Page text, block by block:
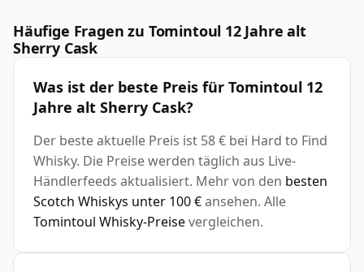
Häufige Fragen zu Tomintoul 12 Jahre alt
Sherry Cask
Was ist der beste Preis für Tomintoul 12
Jahre alt Sherry Cask?
Der beste aktuelle Preis ist 58 € bei Hard to Find
Whisky. Die Preise werden täglich aus Live-
Händlerfeeds aktualisiert. Mehr von den besten
Scotch Whiskys unter 100 €ansehen. Alle
Tomintoul Whisky-Preisevergleichen.